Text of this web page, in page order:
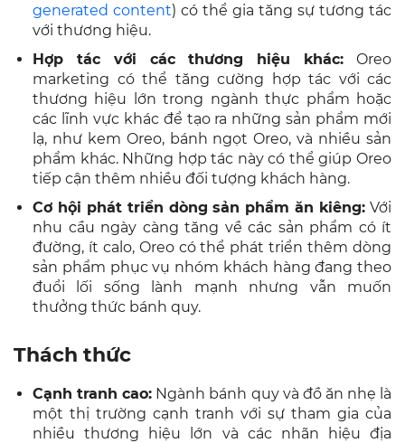
generated content) có thể gia tăng sự tương tác
với thương hiệu.
Hợp tác với các thương hiệu khác: Oreo
marketing có thể tăng cường hợp tác với các
thương hiệu lớn trong ngành thực phẩm hoặc
các lĩnh vực khác để tạo ra những sản phẩm mới
lạ, như kem Oreo, bánh ngọt Oreo, và nhiều sản
phẩm khác. Những hợp tác này có thể giúp Oreo
tiếp cận thêm nhiều đối tượng khách hàng.
Cơ hội phát triển dòng sản phẩm ăn kiêng: Với
nhu cầu ngày càng tăng về các sản phẩm có ít
đường, ít calo, Oreo có thể phát triển thêm dòng
sản phẩm phục vụ nhóm khách hàng đang theo
đuổi lối sống lành mạnh nhưng vẫn muốn
thưởng thức bánh quy.
Thách thức
Cạnh tranh cao: Ngành bánh quy và đồ ăn nhẹ là
một thị trường cạnh tranh với sự tham gia của
nhiều thương hiệu lớn và các nhãn hiệu địa